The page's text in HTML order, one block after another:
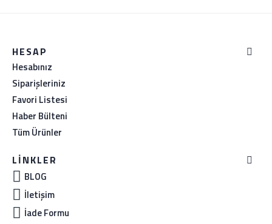
HESAP
Hesabınız
Siparişleriniz
Favori Listesi
Haber Bülteni
Tüm Ürünler
LINKLER
BLOG
İletişim
İade Formu